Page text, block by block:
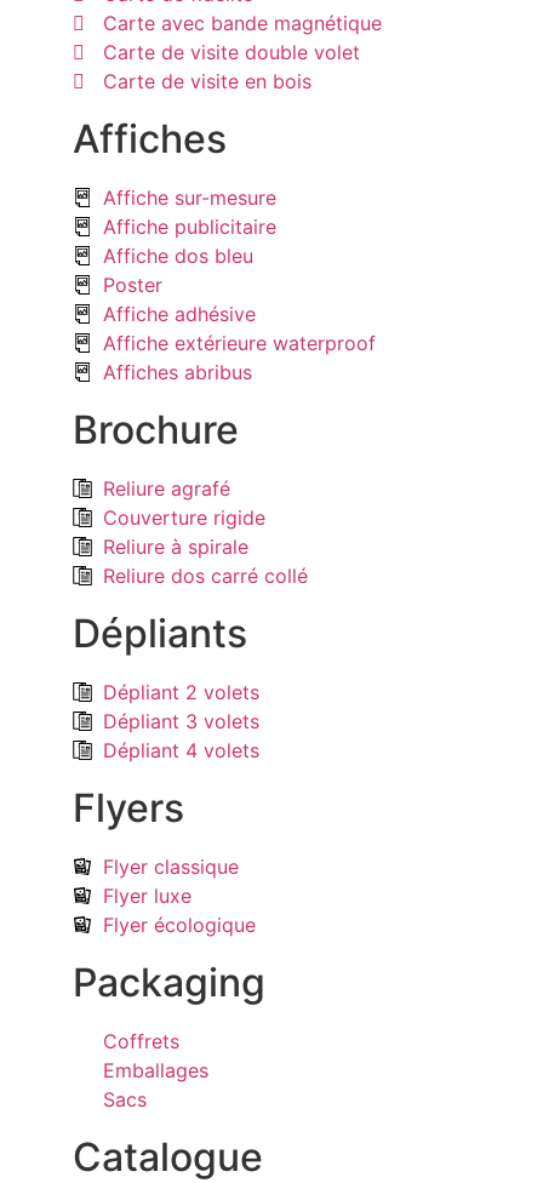
Carte avec bande magnétique
Carte de visite double volet
Carte de visite en bois
Affiches
Affiche sur-mesure
Affiche publicitaire
Affiche dos bleu
Poster
Affiche adhésive
Affiche extérieure waterproof
Affiches abribus
Brochure
Reliure agrafé
Couverture rigide
Reliure à spirale
Reliure dos carré collé
Dépliants
Dépliant 2 volets
Dépliant 3 volets
Dépliant 4 volets
Flyers
Flyer classique
Flyer luxe
Flyer écologique
Packaging
Coffrets
Emballages
Sacs
Catalogue